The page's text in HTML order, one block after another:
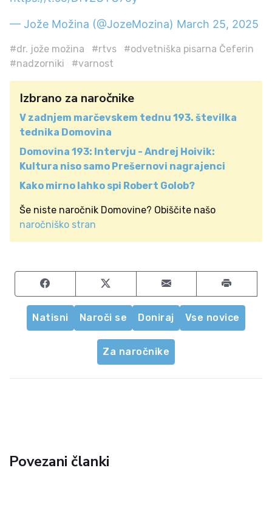
— Jože Možina (@JozeMozina) March 25, 2025
#dr. jože možina #rtvs
#odvetniška pisarna Čeferin
#nadzorniki
#varnost
Izbrano za naročnike
V zadnjem marčevskem tednu 193. številka
tednika Domovina
Domovina 193: Intervju - Andrej Hoivik:
Kultura niso samo Prešernovi nagrajenci
Kako mirno lahko spi Robert Golob?
Še niste naročnik Domovine? Obiščite našo
naročniško stran
Share on FacebookShare on TwitterShare by email
Natisni Naroči se Doniraj Vse novice
Za naročnike
Povezani članki